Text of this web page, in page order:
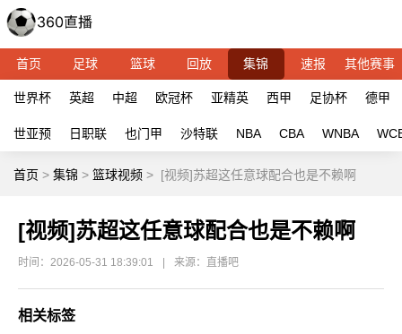
首页 足球 篮球 回放 集锦 速报 其他赛事
世界杯 英超 中超 欧冠杯 亚精英 西甲 足协杯 德甲
世亚预 日职联 也门甲 沙特联 NBA CBA WNBA
首页 > 集锦 > 篮球视频 > [视频]苏超这任意球配合也是不赖啊
[视频]苏超这任意球配合也是不赖啊
时间：2026-05-31 18:39:01 来源：直播吧
相关标签